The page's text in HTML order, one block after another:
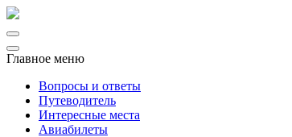
Главное меню
Вопросы и ответы
Путеводитель
Интересные места
Авиабилеты